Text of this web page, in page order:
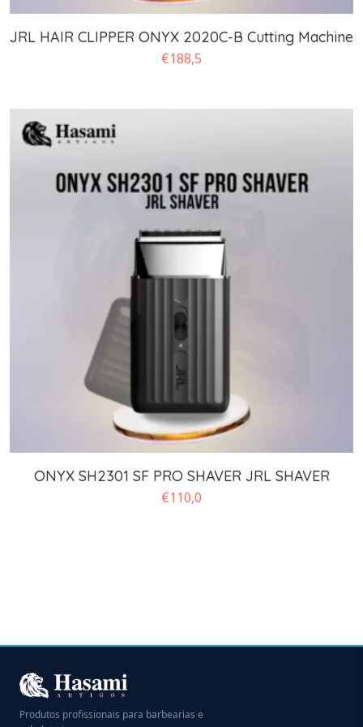
JRL HAIR CLIPPER ONYX 2020C-B Cutting Machine
€188,5
ONYX SH2301 SF PRO SHAVER JRL SHAVER
€110,0
Produtos profissionais para barbearias e